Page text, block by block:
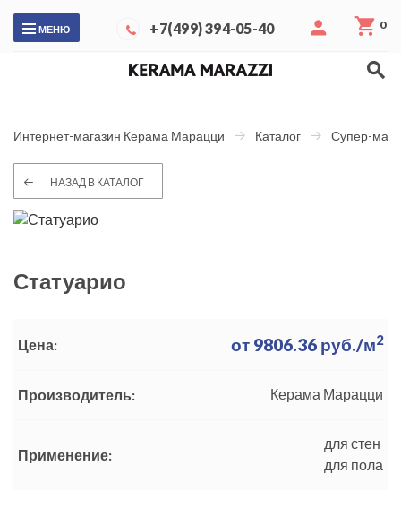
МЕНЮ +7(499) 394-05-40 0
Интернет-магазин Керама Марацци Каталог Супер-
НАЗАД В КАТАЛОГ
Статуарио
Цена: от 9806.36 руб./м2
Производитель: Керама Марацци
Применение:
для стен
для пола